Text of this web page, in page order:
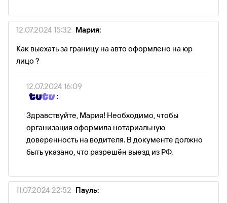
12.07.2024 15:32 Мария:
Как выехать за границу на авто оформлено на юр
лицо ?
12.07.2024 16:09
:
Здравствуйте, Мария! Необходимо, чтобы
организация оформила нотариальную
доверенность на водителя. В документе должно
быть указано, что разрешён выезд из РФ.
11.07.2024 22:52 Пауль: